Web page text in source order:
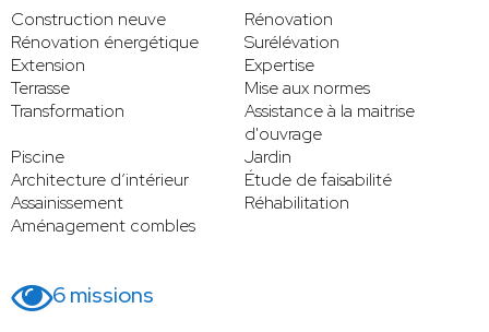
Construction neuve
Rénovation
Rénovation énergétique
Surélévation
Extension
Expertise
Terrasse
Mise aux normes
Transformation
Assistance à la maitrise
d'ouvrage
Piscine
Jardin
Architecture d’intérieur
Étude de faisabilité
Assainissement
Réhabilitation
Aménagement combles
6 missions